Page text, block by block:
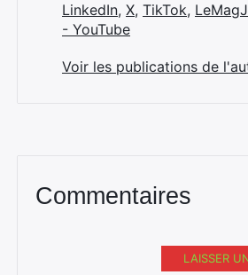
LinkedIn, X, TikTok,
- YouTube
Voir les publications de
Commentaires
LAISSER